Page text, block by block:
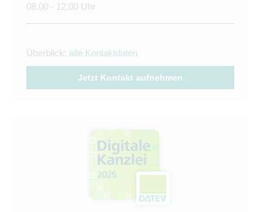
08.00 - 12.00 Uhr
Überblick: alle Kontaktdaten
Jetzt Kontakt aufnehmen